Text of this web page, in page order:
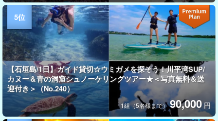
【石垣島/1日】ガイド貸切☆ウミガメを探そう！川平湾SUP/
カヌー＆青の洞窟シュノーケリングツアー★＜写真無料＆送
迎付き＞（No.240）
1組（5名様まで）90,000 円